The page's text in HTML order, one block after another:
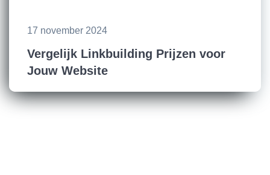
17 november 2024
Vergelijk Linkbuilding Prijzen voor
Jouw Website